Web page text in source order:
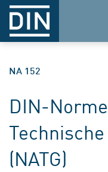
NA 152
DIN-
(NATG)